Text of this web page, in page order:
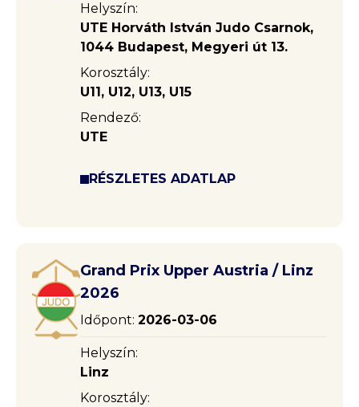
Helyszín:
UTE Horváth István Judo Csarnok,
1044 Budapest, Megyeri út 13.
Korosztály:
U11, U12, U13, U15
Rendező:
UTE
RÉSZLETES ADATLAP
Grand Prix Upper Austria / Linz
2026
Időpont: 2026-03-06
Helyszín:
Linz
Korosztály: